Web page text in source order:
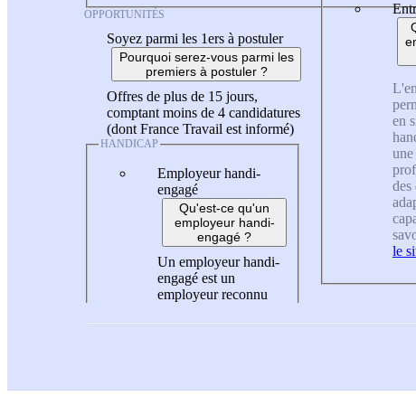
OPPORTUNITÉS
Soyez parmi les 1ers à postuler
Pourquoi serez-vous parmi les
premiers à postuler ?
Offres de plus de 15 jours,
comptant moins de 4 candidatures
(dont France Travail est informé)
HANDICAP
Employeur handi-
engagé
Qu'est-ce qu'un
employeur handi-
engagé ?
Un employeur handi-
engagé est un
employeur reconnu
en
des
le